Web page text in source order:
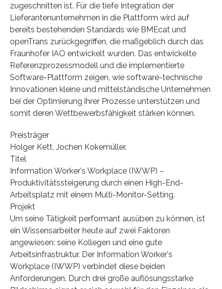
zugeschnitten ist. Für die tiefe Integration der
Lieferantenunternehmen in die Plattform wird auf
bereits bestehenden Standards wie BMEcat und
openTrans zurückgegriffen, die maßgeblich durch das
Fraunhofer IAO entwickelt wurden. Das entwickelte
Referenzprozessmodell und die implementierte
Software-Plattform zeigen, wie software-technische
Innovationen kleine und mittelständische Unternehmen
bei der Optimierung ihrer Prozesse unterstützen und
somit deren Wettbewerbsfähigkeit stärken können.
Preisträger
Holger Kett, Jochen Kokemüller.
Titel
Information Worker's Workplace (IWWP) –
Produktivitätssteigerung durch einen High-End-
Arbeitsplatz mit einem Multi-Monitor-Setting.
Projekt
Um seine Tätigkeit performant ausüben zu können, ist
ein Wissensarbeiter heute auf zwei Faktoren
angewiesen: seine Kollegen und eine gute
Arbeitsinfrastruktur. Der Information Worker's
Workplace (IWWP) verbindet diese beiden
Anforderungen. Durch drei große auflösungsstarke